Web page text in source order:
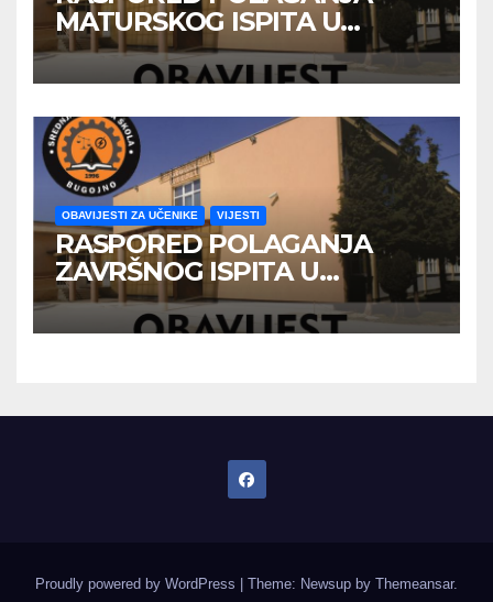
MATURSKOG ISPITA U
JUNSKOM ISPITNOM ROKU
OBAVIJESTI ZA UČENIKE VIJESTI
RASPORED POLAGANJA
ZAVRŠNOG ISPITA U
JUNSKOM ISPITNOM ROKU
Proudly powered by WordPress Theme: Newsup by Themeansar.